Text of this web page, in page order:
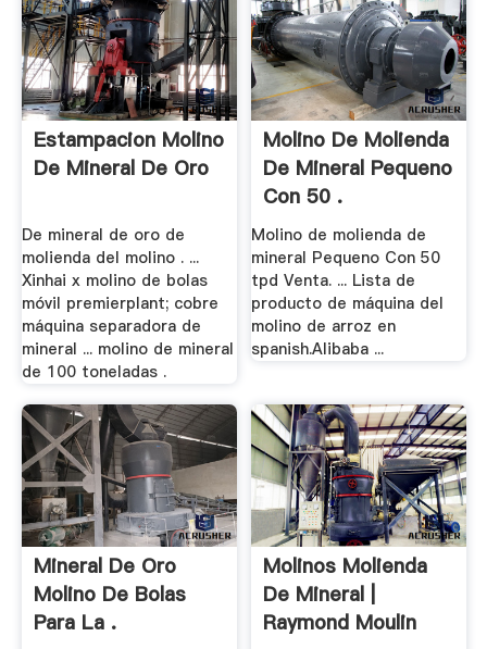
Estampacion Molino
De Mineral De Oro
De mineral de oro de
molienda del molino . ...
Xinhai x molino de bolas
móvil premierplant; cobre
máquina separadora de
mineral ... molino de mineral
de 100 toneladas .
Molino De Molienda
De Mineral Pequeno
Con 50 .
Molino de molienda de
mineral Pequeno Con 50
tpd Venta. ... Lista de
producto de máquina del
molino de arroz en
spanish.Alibaba ...
Mineral De Oro
Molino De Bolas
Para La .
Molinos Molienda
De Mineral |
Raymond Moulin